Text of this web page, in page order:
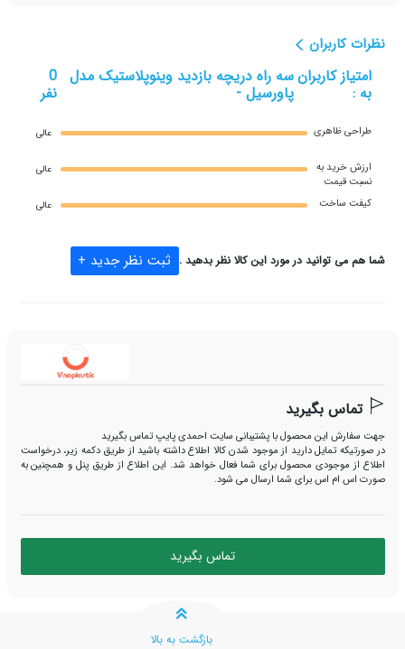
کاربران
امتیاز کاربرانسه راه دریچه بازدید وینوپلاستیک مدل
پاورسیل -
0
طراحی ظاهری عالی
ارزش خريد به
نسبت قيمت
عالی
کیفت ساخت عالی
هم می توانید در مورد این کالا نظر بدهید . ثبت نظر جدید +
تماس بگیرید
سفارش این محصول با پشتیبانی سایت احمدی پایپ تماس بگیرید
صورتیکه تمایل دارید از موجود شدن کالا اطلاع داشته باشید از طریق دکمه زیر، درخواست
از موجودی محصول برای شما فعال خواهد شد. این اطلاع از طریق پنل و همچنین به
اس ام اس برای شما ارسال می شود.
تماس بگیرید
بازگشت به بالا